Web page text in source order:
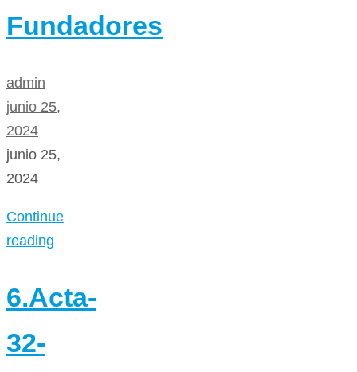
Fundadores
admin
junio 25,
2024
junio 25,
2024
Continue
reading
6.Acta-
32-